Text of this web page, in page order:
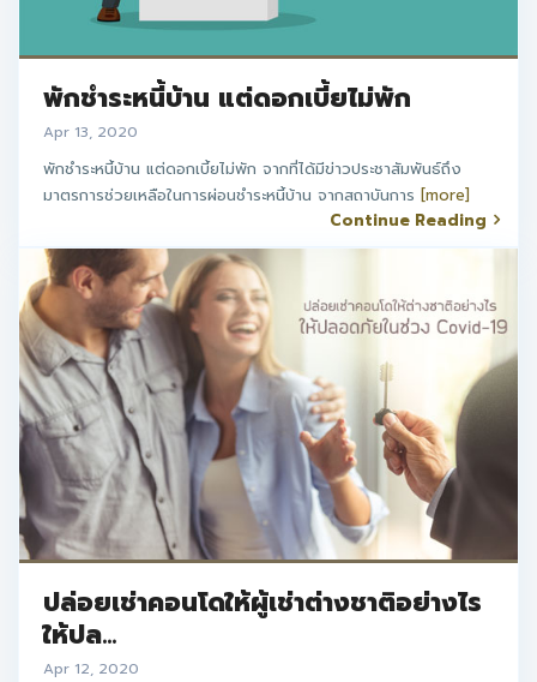
พักชำระหนี้บ้าน แต่ดอกเบี้ยไม่พัก
Apr 13, 2020
พักชำระหนี้บ้าน แต่ดอกเบี้ยไม่พัก จากที่ได้มีข่าวประชาสัมพันธ์ถึง
มาตรการช่วยเหลือในการผ่อนชำระหนี้บ้าน จากสถาบันการ [more]
Continue Reading
ปล่อยเช่าคอนโดให้ผู้เช่าต่างชาติอย่างไร
ให้ปล...
Apr 12, 2020